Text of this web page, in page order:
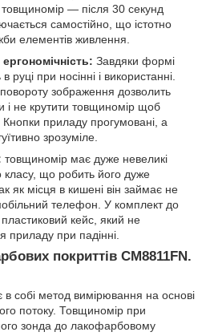
товщиномір — після 30 секунд
самостійно, що істотно
елементів живлення.
: Завдяки формі
руці при носінні і використанні.
зображення дозволить
і не крутити товщиномір щоб
приладу прогумовані, а
зрозуміле.
товщиномір має дуже невеликі
класу, що робить його дуже
як місця в кишені він займає не
телефон. У комплект до
кейс, який не
приладу при падінні.
покриттів CM8811FN.
собі метод вимірювання на основі
потоку. Товщиномір при
зонда до лакофарбовому